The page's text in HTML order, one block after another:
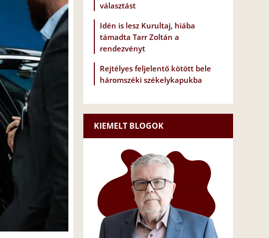
választást
Idén is lesz Kurultaj, hiába
támadta Tarr Zoltán a
rendezvényt
Rejtélyes feljelentő kötött bele
háromszéki székelykapukba
KIEMELT BLOGOK